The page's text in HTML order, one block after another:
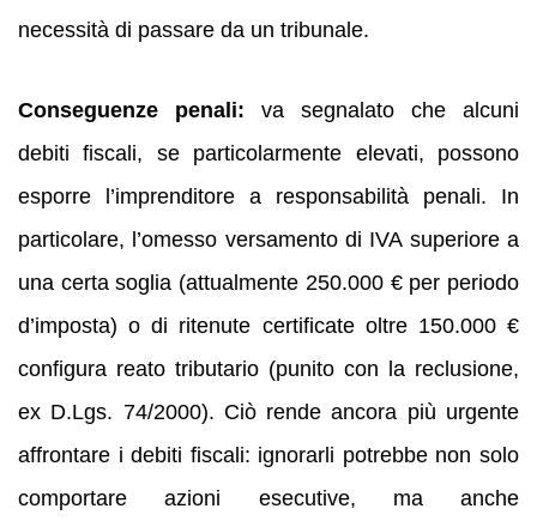
necessità di passare da un tribunale.
Conseguenze penali: va segnalato che alcuni
debiti fiscali, se particolarmente elevati, possono
esporre l’imprenditore a responsabilità penali. In
particolare, l’omesso versamento di IVA superiore a
una certa soglia (attualmente 250.000 € per periodo
d’imposta) o di ritenute certificate oltre 150.000 €
configura reato tributario (punito con la reclusione,
ex D.Lgs. 74/2000). Ciò rende ancora più urgente
affrontare i debiti fiscali: ignorarli potrebbe non solo
comportare azioni esecutive, ma anche